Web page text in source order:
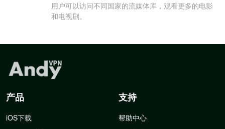
用户可以访问不同国家的流媒体库，观看更多的电影
和电视剧。
产品
iOS下载
支持
帮助中心